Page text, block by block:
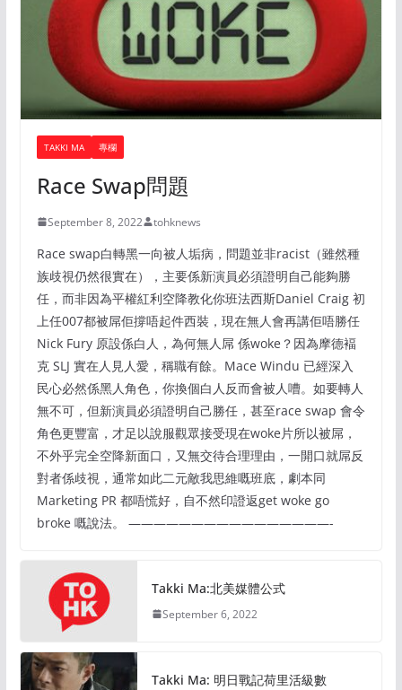
TAKKI MA 專欄
Race Swap問題
September 8, 2022 tohknews
Race swap白轉黑一向被人垢病，問題並非racist（雖然種
族歧視仍然很實在），主要係新演員必須證明自己能夠勝
任，而非因為平權紅利空降教化你班法西斯Daniel Craig 初
上任007都被屌佢撐唔起件西裝，現在無人會再講佢唔勝任
Nick Fury 原設係白人，為何無人屌 係woke？因為摩德褔
克 SLJ 實在人見人愛，稱職有餘。Mace Windu 已經深入
民心必然係黑人角色，你換個白人反而會被人嘈。如要轉人
無不可，但新演員必須證明自己勝任，甚至race swap 會令
角色更豐富，才足以說服觀眾接受現在woke片所以被屌，
不外乎完全空降新面口，又無交待合理理由，一開口就屌反
對者係歧視，通常如此二元敵我思維嘅班底，劇本同
Marketing PR 都唔慌好，自不然印證返get woke go
broke 嘅說法。 ————————————————-
Takki Ma:北美媒體公式
September 6, 2022
Takki Ma: 明日戰記荷里活級數